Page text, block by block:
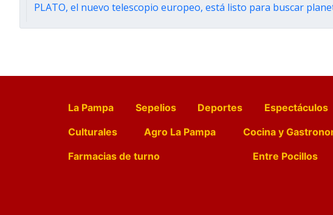
PLATO, el nuevo telescopio europeo, está listo para buscar
La Pampa Sepelios Deportes Espectáculos
Culturales
Agro La Pampa Cocina y
Farmacias de turno
Entre Pocillos